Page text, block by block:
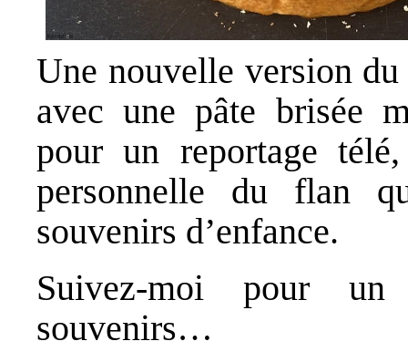
Une nouvelle version
avec une pâte brisée
pour un reportage
personnelle du flan
souvenirs d’enfance.
Suivez-moi pour
souvenirs…